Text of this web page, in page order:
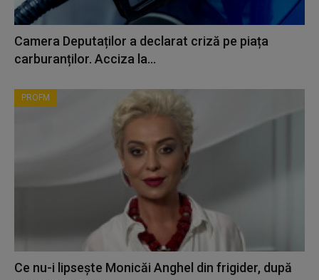
Camera Deputaților a declarat criză pe piața
carburanților. Acciza la...
PROFM
Ce nu-i lipsește Monicăi Anghel din frigider, după